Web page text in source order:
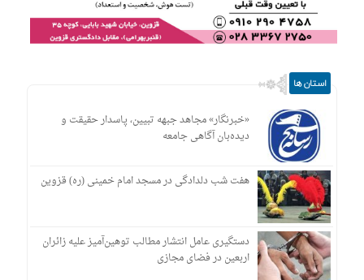
استان ها
«خبرنگار» مجاهد جبهه تبیین، پاسدار حقیقت و
دیده‌بان آگاهی جامعه
هفت شب دلدادگی در مسجد امام خمینی (ره) قزوین
دستگیری عامل انتشار مطالب توهین‌آمیز علیه زائران
اربعین در فضای مجازی